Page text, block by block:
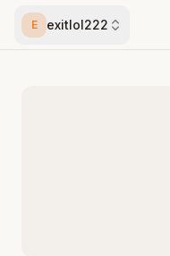
E exitlol222